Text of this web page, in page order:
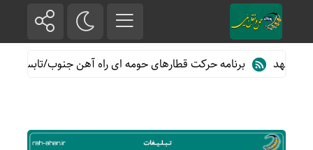
برنامه حرکت قطارهای حومه ای راه آهن جنوب/تابستان۱۴۰۵